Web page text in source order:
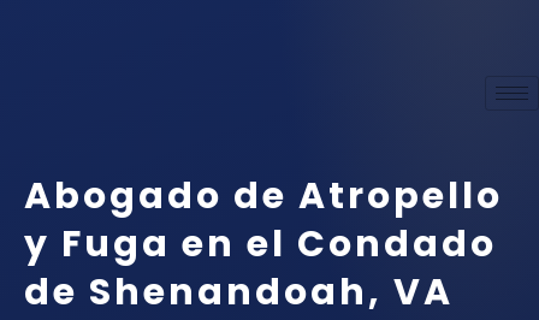
Abogado de Atropello
y Fuga en el Condado
de Shenandoah, VA